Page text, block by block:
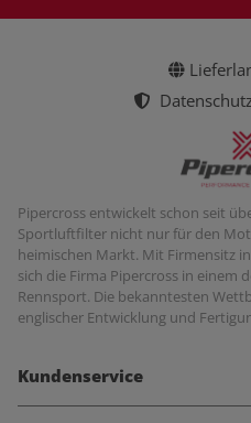
Pipercross entwickelt schon seit
Sportluftfilter nicht nur für den
heimischen Markt. Mit Firmensitz
sich die Firma Pipercross in einem
Rennsport. Die bekanntesten
englischer Entwicklung und
Kundenservice